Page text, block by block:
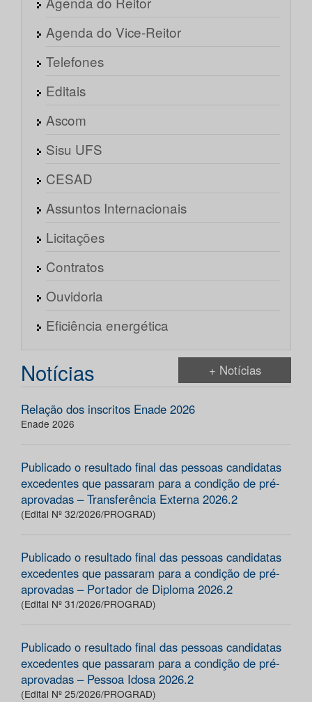
Agenda do Vice-Reitor
Telefones
Editais
Ascom
Sisu UFS
CESAD
Assuntos Internacionais
Licitações
Contratos
Ouvidoria
Eficiência energética
Notícias + Notícias
Relação dos inscritos Enade 2026
Enade 2026
Publicado o resultado final das pessoas candidatas
excedentes que passaram para a condição de pré-
aprovadas – Transferência Externa 2026.2
(Edital Nº 32/2026/PROGRAD)
Publicado o resultado final das pessoas candidatas
excedentes que passaram para a condição de pré-
aprovadas – Portador de Diploma 2026.2
(Edital Nº 31/2026/PROGRAD)
Publicado o resultado final das pessoas candidatas
excedentes que passaram para a condição de pré-
aprovadas – Pessoa Idosa 2026.2
(Edital Nº 25/2026/PROGRAD)